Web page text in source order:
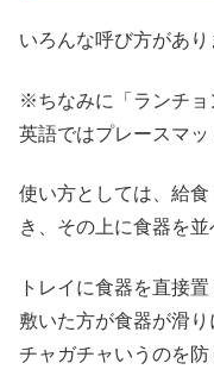
いろんな呼び方があり
※ちなみに「ランチョ
英語ではプレースマッ
使い方としては、給
き、その上に食器を並
トレイに食器を直接
敷いた方が食器が滑
チャガチャいうのを防